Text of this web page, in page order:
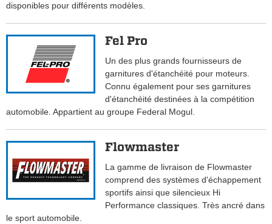
disponibles pour différents modèles.
Fel Pro
Un des plus grands fournisseurs de
garnitures d'étanchéité pour moteurs.
Connu également pour ses garnitures
d'étanchéité destinées à la compétition
automobile. Appartient au groupe Federal Mogul.
Flowmaster
La gamme de livraison de Flowmaster
comprend des systèmes d'échappement
sportifs ainsi que silencieux Hi
Performance classiques. Très ancré dans
le sport automobile.